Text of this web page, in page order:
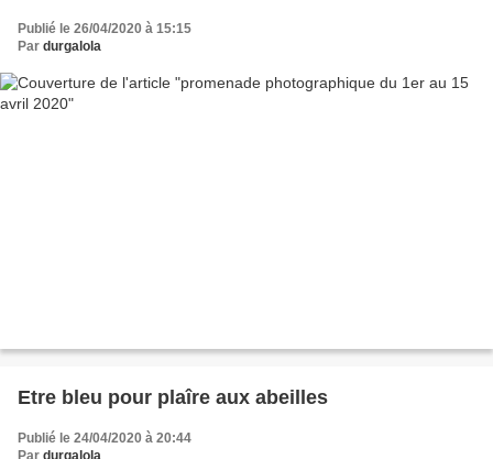
Publié le 26/04/2020 à 15:15
Par durgalola
Etre bleu pour plaîre aux abeilles
Publié le 24/04/2020 à 20:44
Par durgalola